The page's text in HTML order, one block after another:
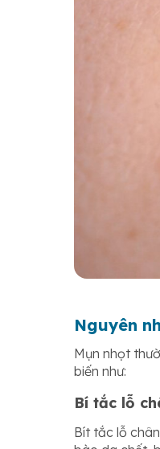
Nguyên
Mụn nhọt
biến như:
Bí tắc lỗ
Bít tắc lỗ